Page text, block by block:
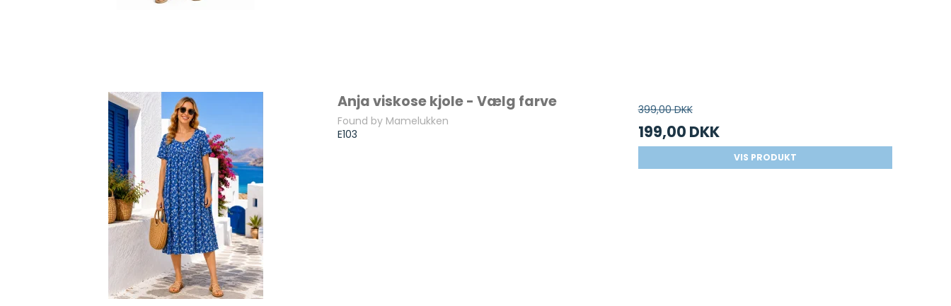
Anja viskose kjole - Vælg farve
Found by Mamelukken
E103
399,00 DKK
199,00 DKK
VIS PRODUKT